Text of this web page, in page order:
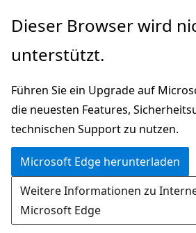
Zu
wechseln
Dieser Browser wird
unterstützt.
Führen Sie ein Upgrade auf
die neuesten Features,
technischen Support zu nutzen.
Microsoft Edge herunterladen
Weitere Informationen zu
Microsoft Edge